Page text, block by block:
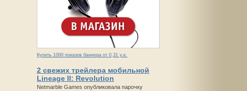
Купить 1000 показов баннера от 0,31 у.е.
2 свежих трейлера мобильной
Lineage II: Revolution
Netmarble Games опубликовала парочку